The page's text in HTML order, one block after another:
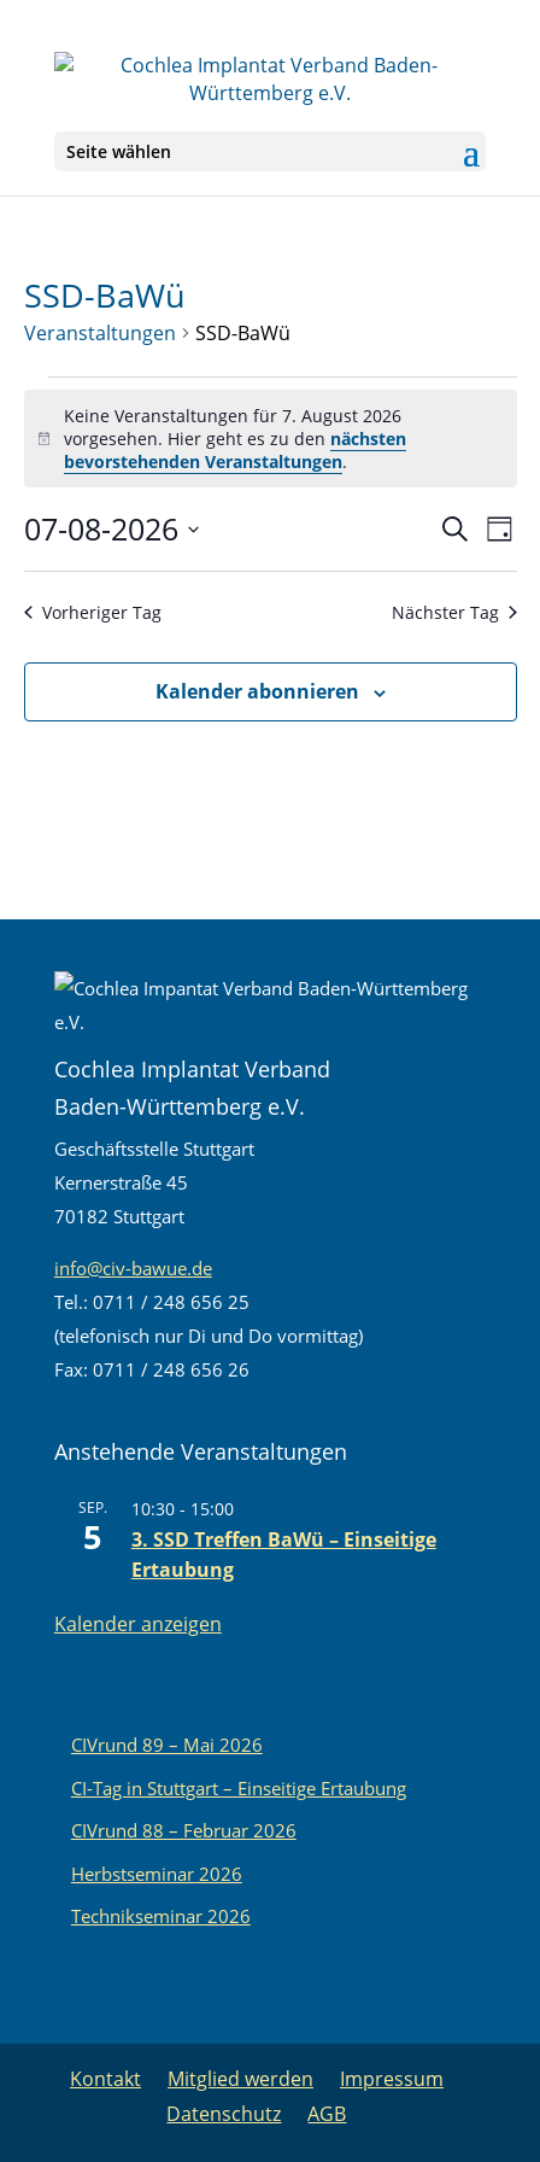
Seite wählen
SSD-BaWü
Veranstaltungen SSD-BaWü
7.
August
2026
Hinweis
Keine Veranstaltungen für 7. August 2026
vorgesehen. Hier geht es zu den nächsten
bevorstehenden Veranstaltungen.
SucheTag
07-08-2026
Datum
wählen.
Vorheriger Tag Nächster Tag
Kalender abonnieren
Cochlea Implantat Verband
Baden-Württemberg e.V.
Geschäftsstelle Stuttgart
Kernerstraße 45
70182 Stuttgart
info@civ-bawue.de
Tel.: 0711 / 248 656 25
(telefonisch nur Di und Do vormittag)
Fax: 0711 / 248 656 26
Anstehende Veranstaltungen
SEP.
5
10:30- 15:00
3. SSD Treffen BaWü – Einseitige
Ertaubung
Kalender anzeigen
CIVrund 89 – Mai 2026
CI-Tag in Stuttgart – Einseitige Ertaubung
CIVrund 88 – Februar 2026
Herbstseminar 2026
Technikseminar 2026
Kontakt Mitglied werden
Impressum
Datenschutz
AGB